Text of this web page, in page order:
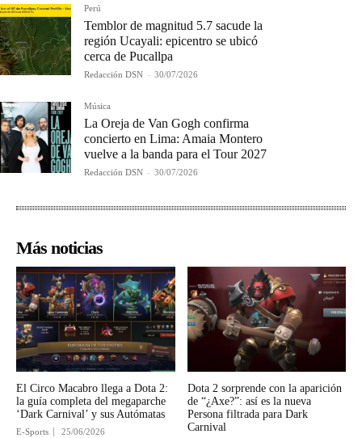
Perú
Temblor de magnitud 5.7 sacude la
región Ucayali: epicentro se ubicó
cerca de Pucallpa
Redacción DSN - 30/07/2026
Música
La Oreja de Van Gogh confirma
concierto en Lima: Amaia Montero
vuelve a la banda para el Tour 2027
Redacción DSN - 30/07/2026
Más noticias
El Circo Macabro llega a Dota 2:
la guía completa del megaparche
‘Dark Carnival’ y sus Autómatas
E-Sports 25/06/2026
Dota 2 sorprende con la aparición
de “¿Axe?”: así es la nueva
Persona filtrada para Dark
Carnival